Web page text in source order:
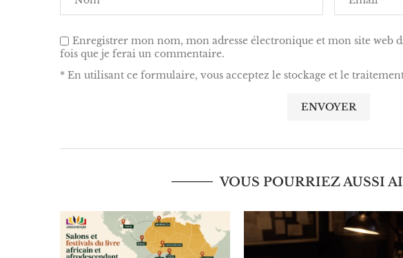
Enregistrer mon nom, mon adresse électronique et mon site web
fois que je ferai un commentaire.
* En utilisant ce formulaire, vous acceptez le stockage et le
VOUS POURRIEZ AUSSI